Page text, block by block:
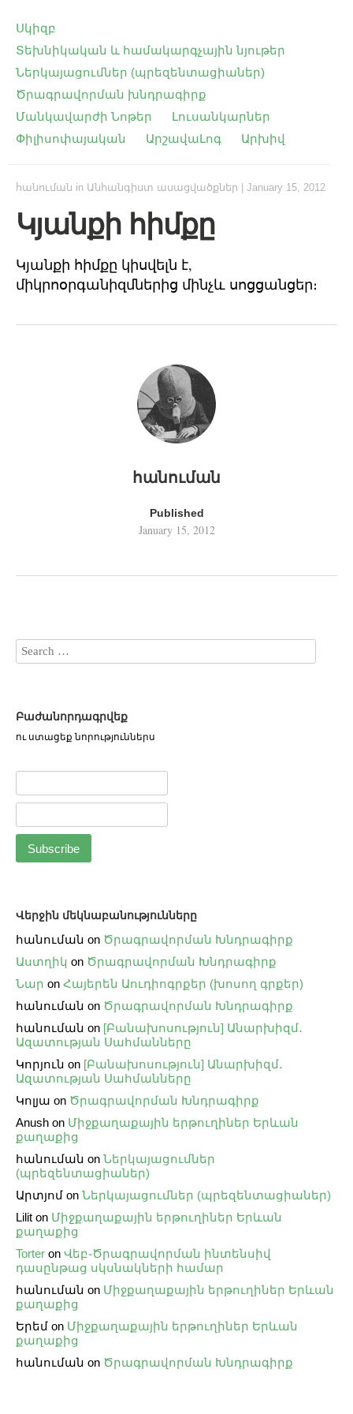
Սկիզբ
Տեխնիկական և համակարգչային նյութեր
Ներկայացումներ (պրեզենտացիաներ)
Ծրագրավորման խնդրագիրք
Մանկավարժի Նոթեր
Լուսանկարներ
Փիլիսոփայական
ԱրշավաԼոգ Արխիվ
հանուման in Անհանգիստ ասացվածքներ January 15, 2012
Կյանքի հիմքը
Կյանքի հիմքը կիսվելն է,
միկրոօրգանիզմներից մինչև սոցցանցեր։
հանուման
Published
January 15, 2012
Բաժանորդագրվեք
ու ստացեք նորություններս
Վերջին մեկնաբանությունները
հանուման on Ծրագրավորման Խնդրագիրք
Աստղիկ on Ծրագրավորման Խնդրագիրք
Նար on Հայերեն Աուդիոգրքեր (խոսող գրքեր)
հանուման on Ծրագրավորման Խնդրագիրք
հանուման on [Բանախոսություն] Անարխիզմ․
Ազատության Սահմանները
Կորյուն on [Բանախոսություն] Անարխիզմ․
Ազատության Սահմանները
Կոլյա on Ծրագրավորման Խնդրագիրք
Anush on Միջքաղաքային երթուղիներ Երևան
քաղաքից
հանուման on Ներկայացումներ
(պրեզենտացիաներ)
Արտյոմ on Ներկայացումներ (պրեզենտացիաներ)
Lilit on Միջքաղաքային երթուղիներ Երևան
քաղաքից
Torter on Վեբ֊Ծրագրավորման ինտենսիվ
դասընթաց սկսնակների համար
հանուման on Միջքաղաքային երթուղիներ Երևան
քաղաքից
Երեմ on Միջքաղաքային երթուղիներ Երևան
քաղաքից
հանուման on Ծրագրավորման Խնդրագիրք